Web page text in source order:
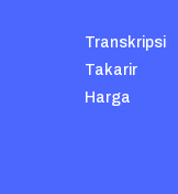
Transkripsi
Takarir
Harga